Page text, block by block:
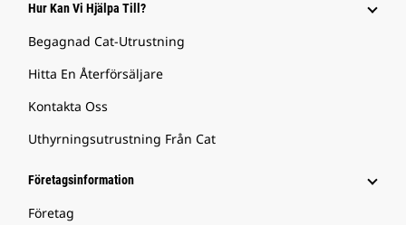
Hur Kan Vi Hjälpa Till?
Begagnad Cat-Utrustning
Hitta En Återförsäljare
Kontakta Oss
Uthyrningsutrustning Från Cat
Företagsinformation
Företag